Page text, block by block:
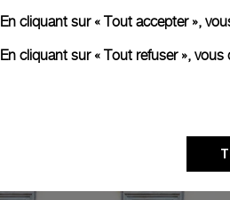
En cliquant sur « Tout accepter »,
En cliquant sur « Tout refuser »,